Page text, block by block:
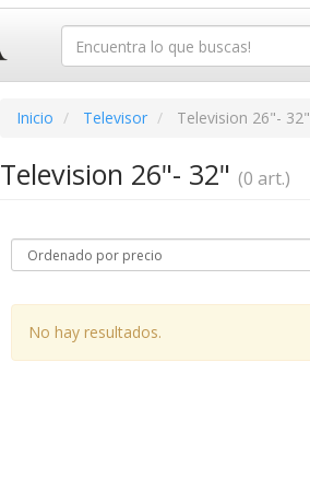
Inicio Televisor Television 26"- 32"
Television 26"- 32" (0 art.)
No hay resultados.